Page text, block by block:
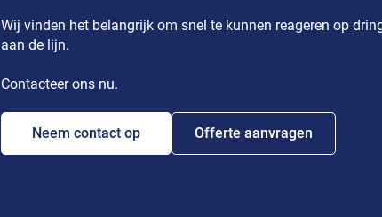
Wij vinden het belangrijk om snel te kunnen reageren op
aan de lijn.
Contacteer ons nu.
Neem contact op Offerte aanvragen